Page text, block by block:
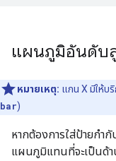
แผนภูมิอันดับ
หมายเหตุ: แกน X มีให้บ
bar)
หากต้องการใส่ป้ายกำ
แผนภูมิแทนที่จะเป็นด้